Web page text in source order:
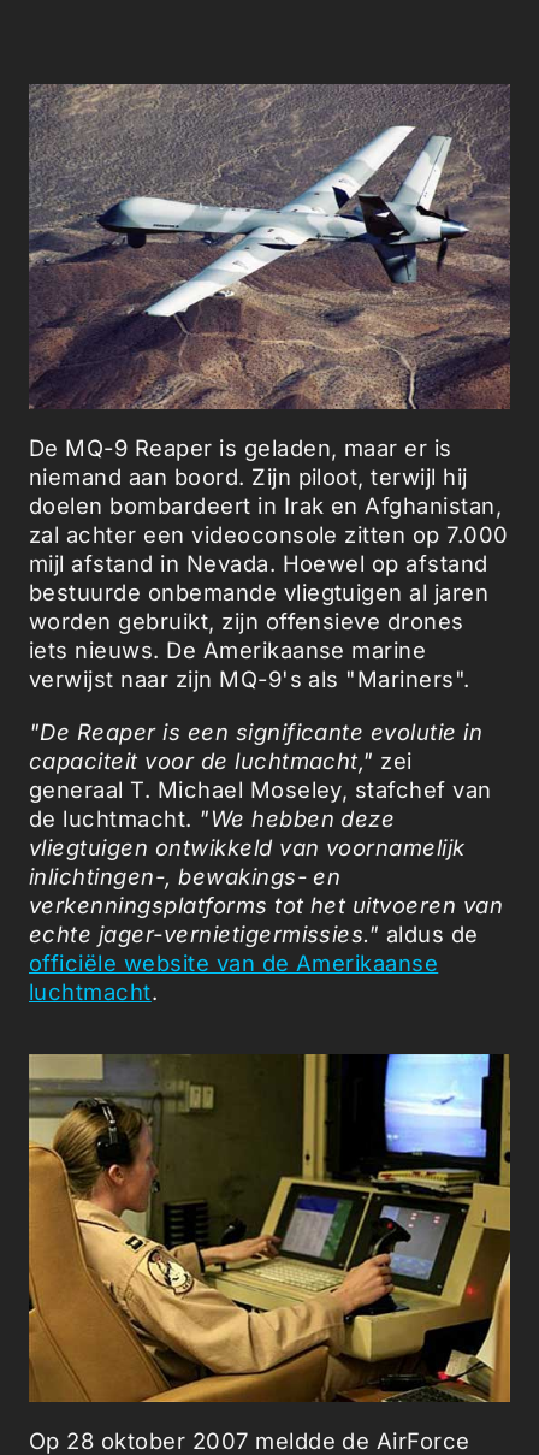
De MQ-9 Reaper is geladen, maar er is
niemand aan boord. Zijn piloot, terwijl hij
doelen bombardeert in Irak en Afghanistan,
zal achter een videoconsole zitten op 7.000
mijl afstand in Nevada. Hoewel op afstand
bestuurde onbemande vliegtuigen al jaren
worden gebruikt, zijn offensieve drones
iets nieuws. De Amerikaanse marine
verwijst naar zijn MQ-9's als "Mariners".
"De Reaper is een significante evolutie in
capaciteit voor de luchtmacht," zei
generaal T. Michael Moseley, stafchef van
de luchtmacht. "We hebben deze
vliegtuigen ontwikkeld van voornamelijk
inlichtingen-, bewakings- en
verkenningsplatforms tot het uitvoeren van
echte jager-vernietigermissies." aldus de
officiële website van de Amerikaanse
luchtmacht.
Op 28 oktober 2007 meldde de AirForce